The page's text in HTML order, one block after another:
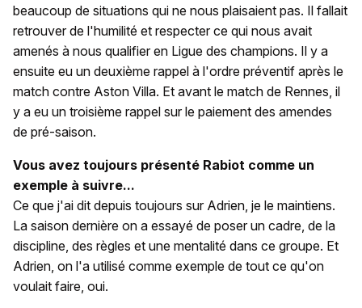
beaucoup de situations qui ne nous plaisaient pas. Il fallait
retrouver de l'humilité et respecter ce qui nous avait
amenés à nous qualifier en Ligue des champions. Il y a
ensuite eu un deuxième rappel à l'ordre préventif après le
match contre Aston Villa. Et avant le match de Rennes, il
y a eu un troisième rappel sur le paiement des amendes
de pré-saison.
Vous avez toujours présenté Rabiot comme un
exemple à suivre...
Ce que j'ai dit depuis toujours sur Adrien, je le maintiens.
La saison dernière on a essayé de poser un cadre, de la
discipline, des règles et une mentalité dans ce groupe. Et
Adrien, on l'a utilisé comme exemple de tout ce qu'on
voulait faire, oui.